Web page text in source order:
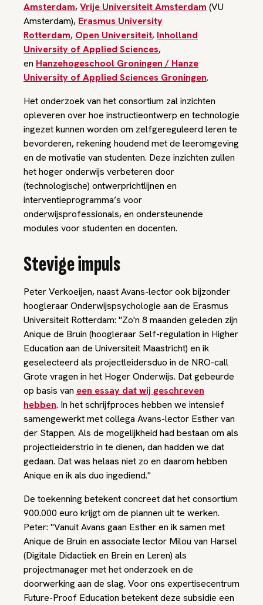
Amsterdam,Vrije Universiteit Amsterdam (VU
Amsterdam), Erasmus University
Rotterdam, Open Universiteit, Inholland
University of Applied Sciences,
en Hanzehogeschool Groningen / Hanze
University of Applied Sciences Groningen.
Het onderzoek van het consortium zal inzichten
opleveren over hoe instructieontwerp en technologie
ingezet kunnen worden om zelfgereguleerd leren te
bevorderen, rekening houdend met de leeromgeving
en de motivatie van studenten. Deze inzichten zullen
het hoger onderwijs verbeteren door
(technologische) ontwerprichtlijnen en
interventieprogramma’s voor
onderwijsprofessionals, en ondersteunende
modules voor studenten en docenten.
Stevige impuls
Peter Verkoeijen, naast Avans-lector ook bijzonder
hoogleraar Onderwijspsychologie aan de Erasmus
Universiteit Rotterdam: "Zo'n 8 maanden geleden zijn
Anique de Bruin (hoogleraar Self-regulation in Higher
Education aan de Universiteit Maastricht) en ik
geselecteerd als projectleidersduo in de NRO-call
Grote vragen in het Hoger Onderwijs. Dat gebeurde
op basis van een essay dat wij geschreven
hebben. In het schrijfproces hebben we intensief
samengewerkt met collega Avans-lector Esther van
der Stappen. Als de mogelijkheid had bestaan om als
projectleiderstrio in te dienen, dan hadden we dat
gedaan. Dat was helaas niet zo en daarom hebben
Anique en ik als duo ingediend."
De toekenning betekent concreet dat het consortium
900.000 euro krijgt om de plannen uit te werken.
Peter: "Vanuit Avans gaan Esther en ik samen met
Anique de Bruin en associate lector Milou van Harsel
(Digitale Didactiek en Brein en Leren) als
projectmanager met het onderzoek en de
doorwerking aan de slag. Voor ons expertisecentrum
Future-Proof Education betekent deze subsidie een